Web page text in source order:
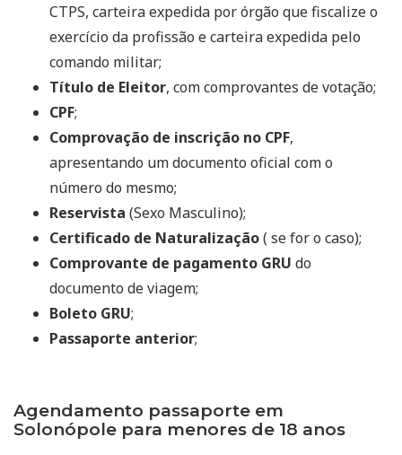
CTPS, carteira expedida por órgão que fiscalize o
exercício da profissão e carteira expedida pelo
comando militar;
Título de Eleitor, com comprovantes de votação;
CPF;
Comprovação de inscrição no CPF,
apresentando um documento oficial com o
número do mesmo;
Reservista (Sexo Masculino);
Certificado de Naturalização( se for o caso);
Comprovante de pagamento GRU do
documento de viagem;
Boleto GRU;
Passaporte anterior;
Agendamento passaporte em
Solonópole para menores de 18 anos